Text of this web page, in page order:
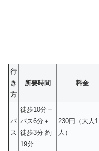
行
き
方
所要時間 料金
バ
ス
徒歩10分＋
バス6分＋
徒歩3分 約
19分
230円（大人1
人）